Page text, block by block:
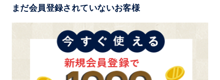
まだ会員登録されていないお客様